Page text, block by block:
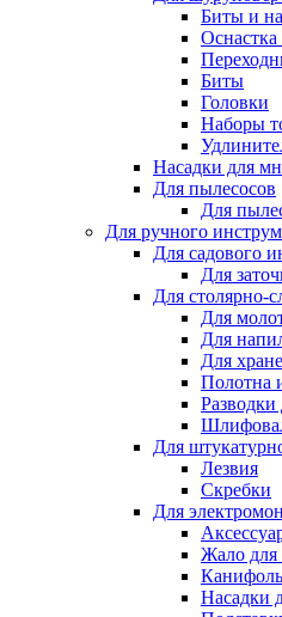
Биты и
Оснастка
Биты
Головки
Наборы
Насадки для
Для пылесосов
Для
Для ручного
Для садового
Для
Для столярно-
Для
Для
Для
Полотна
Разводки
Для
Лезвия
Скребки
Для
Жало для
Канифоль
Насадки